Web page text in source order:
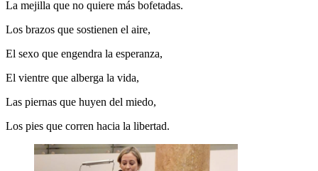
La mejilla que no quiere más bofetadas.
Los brazos que sostienen el aire,
El sexo que engendra la esperanza,
El vientre que alberga la vida,
Las piernas que huyen del miedo,
Los pies que corren hacia la libertad.